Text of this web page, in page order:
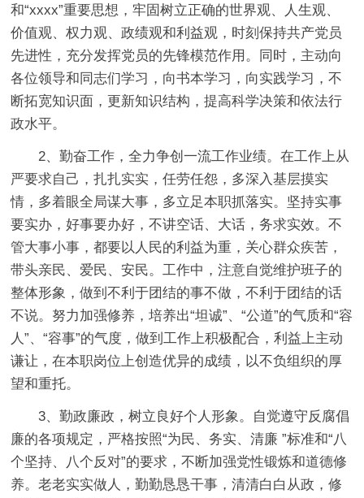
和“xxxx”重要思想，牢固树立正确的世界观、人生观、
价值观、权力观、政绩观和利益观，时刻保持共产党员
先进性，充分发挥党员的先锋模范作用。同时，主动向
各位领导和同志们学习，向书本学习，向实践学习，不
断拓宽知识面，更新知识结构，提高科学决策和依法行
政水平。
2、勤奋工作，全力争创一流工作业绩。在工作上从
严要求自己，扎扎实实，任劳任怨，多深入基层摸实
情，多着眼全局谋大事，多立足本职抓落实。坚持实事
要实办，好事要办好，不讲空话、大话，务求实效。不
管大事小事，都要以人民的利益为重，关心群众疾苦，
带头亲民、爱民、安民。工作中，注意自觉维护班子的
整体形象，做到不利于团结的事不做，不利于团结的话
不说。努力加强修养，培养出“坦诚”、“公道”的气质和“容
人”、“容事”的气度，做到工作上积极配合，利益上主动
谦让，在本职岗位上创造优异的成绩，以不负组织的厚
望和重托。
3、勤政廉政，树立良好个人形象。自觉遵守反腐倡
廉的各项规定，严格按照“为民、务实、清廉 ”标准和“八
个坚持、八个反对”的要求，不断加强党性锻炼和道德修
养。老老实实做人，勤勤恳恳干事，清清白白从政，修